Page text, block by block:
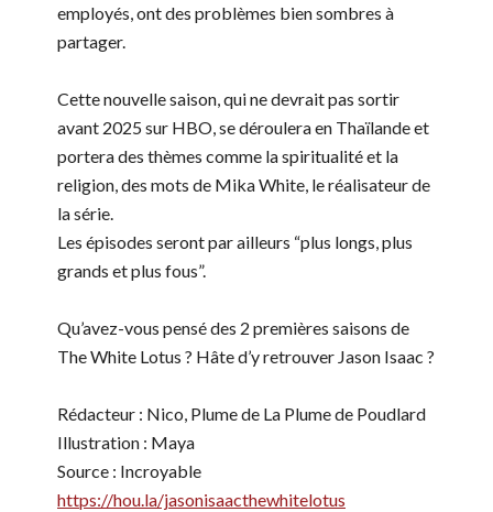
employés, ont des problèmes bien sombres à
partager.
Cette nouvelle saison, qui ne devrait pas sortir
avant 2025 sur HBO, se déroulera en Thaïlande et
portera des thèmes comme la spiritualité et la
religion, des mots de Mika White, le réalisateur de
la série.
Les épisodes seront par ailleurs “plus longs, plus
grands et plus fous”.
Qu’avez-vous pensé des 2 premières saisons de
The White Lotus ? Hâte d’y retrouver Jason Isaac ?
Rédacteur : Nico, Plume de La Plume de Poudlard
Illustration : Maya
Source : Incroyable
https://hou.la/jasonisaacthewhitelotus